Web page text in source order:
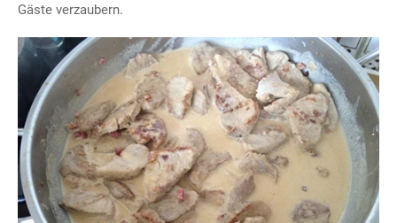
Gäste verzaubern.